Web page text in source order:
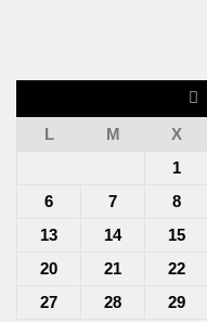
L
M X
1
6
7 8
13
14 15
20
21 22
27
28 29